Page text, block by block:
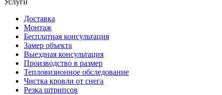
Услуги
Доставка
Монтаж
Бесплатная консультация
Замер объекта
Выездная консультация
Производство в размер
Тепловизионное обследование
Чистка кровли от снега
Резка штрипсов